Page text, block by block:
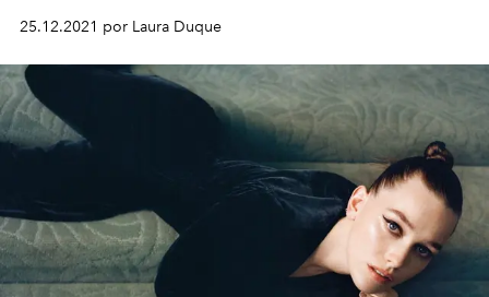
25.12.2021 por Laura Duque